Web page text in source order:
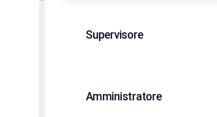
Supervisore
Amministratore